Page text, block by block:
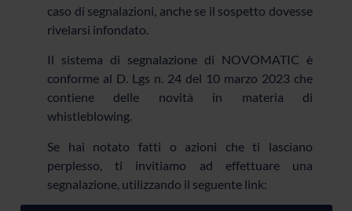
caso di segnalazioni, anche se il sospetto dovesse
rivelarsi infondato.
Il sistema di segnalazione di NOVOMATIC è
conforme al D. Lgs n. 24 del 10 marzo 2023 che
contiene delle novità in materia di
whistleblowing.
Se hai notato fatti o azioni che ti lasciano
perplesso, ti invitiamo ad effettuare una
segnalazione, utilizzando il seguente link: